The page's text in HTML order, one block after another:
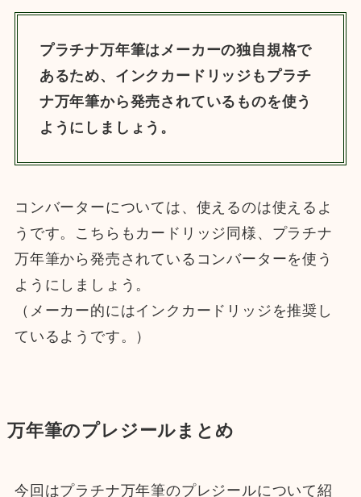
プラチナ万年筆はメーカーの独自規格で
あるため、インクカードリッジもプラチ
ナ万年筆から発売されているものを使う
ようにしましょう。
コンバーターについては、使えるのは使えるよ
うです。こちらもカードリッジ同様、プラチナ
万年筆から発売されているコンバーターを使う
ようにしましょう。
（メーカー的にはインクカードリッジを推奨し
ているようです。）
万年筆のプレジールまとめ
今回はプラチナ万年筆のプレジールについて紹